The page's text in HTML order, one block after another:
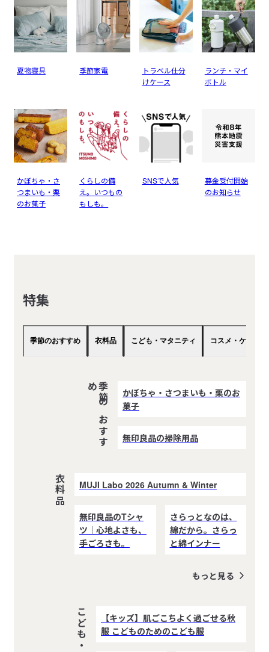
夏物寝具 季節家電
トラベル仕分
けケース
ランチ・マイ
ボトル
かぼちゃ・さ
つまいも・栗
のお菓子
くらしの備
え。いつもの
もしも。
SNSで人気
募金受付開始
のお知らせ
特集
季節のおすすめ 衣料品 こども・マタニティ コスメ・ケア
季
節
の
お
す
す
め
かぼちゃ・さつまいも・栗のお
菓子
無印良品の掃除用品
衣料品 MUJI Labo 2026 Autumn & Winter
無印良品のTシャ
ツ｜心地よさも、
手ごろさも。
さらっとなのは、
綿だから。さらっ
と綿インナー
もっと見る
【キッズ】肌ごこちよく過ごせる秋
服 こどものためのこども服